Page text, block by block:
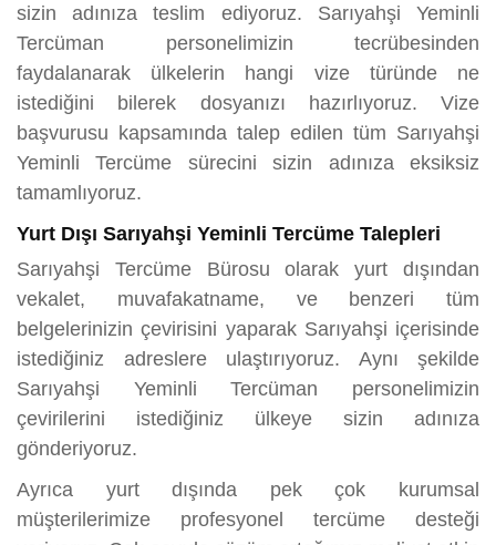
sizin adınıza teslim ediyoruz. Sarıyahşi Yeminli
Tercüman personelimizin tecrübesinden
faydalanarak ülkelerin hangi vize türünde ne
istediğini bilerek dosyanızı hazırlıyoruz. Vize
başvurusu kapsamında talep edilen tüm Sarıyahşi
Yeminli Tercüme sürecini sizin adınıza eksiksiz
tamamlıyoruz.
Yurt Dışı Sarıyahşi Yeminli Tercüme Talepleri
Sarıyahşi Tercüme Bürosu olarak yurt dışından
vekalet, muvafakatname, ve benzeri tüm
belgelerinizin çevirisini yaparak Sarıyahşi içerisinde
istediğiniz adreslere ulaştırıyoruz. Aynı şekilde
Sarıyahşi Yeminli Tercüman personelimizin
çevirilerini istediğiniz ülkeye sizin adınıza
gönderiyoruz.
Ayrıca yurt dışında pek çok kurumsal
müşterilerimize profesyonel tercüme desteği